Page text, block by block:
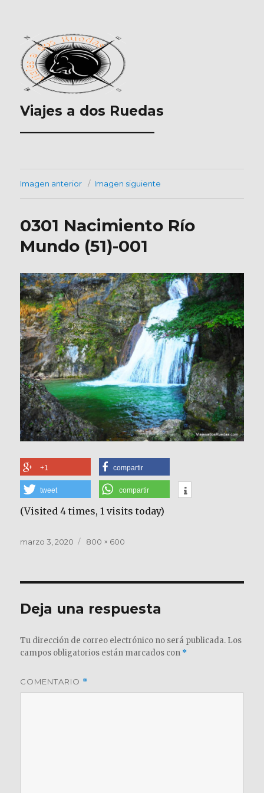
Viajes a dos Ruedas
___________________
Imagen anterior Imagen siguiente
0301 Nacimiento Río
Mundo (51)-001
+1 compartir
tweet compartir
(Visited 4 times, 1 visits today)
Publicado
marzo 3, 2020
Tamaño
800 × 600
Deja una respuesta
Tu dirección de correo electrónico no será publicada. Los
campos obligatorios están marcados con *
COMENTARIO *